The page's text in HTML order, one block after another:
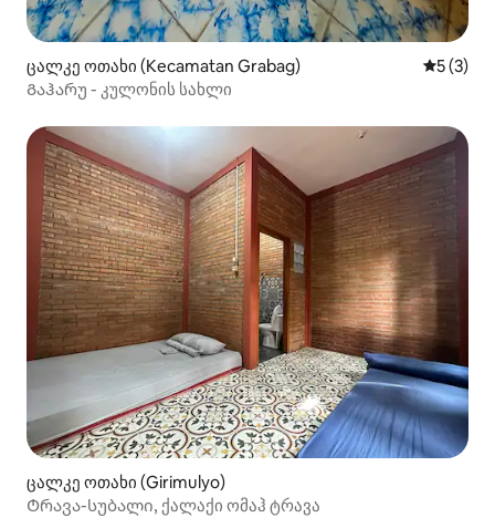
ცალკე ოთახი (Kecamatan Grabag)
5 (3)
Გაჰარუ - კულონის სახლი
ცალკე ოთახი (Girimulyo)
Ტრავა-სუბალი, ქალაქი ომაჰ ტრავა